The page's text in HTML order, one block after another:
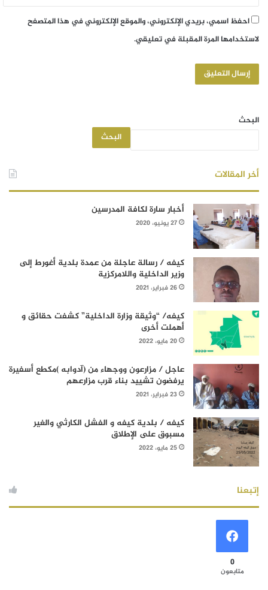
احفظ اسمي، بريدي الإلكتروني، والموقع الإلكتروني في هذا المتصفح
لاستخدامها المرة المقبلة في تعليقي.
البحث
البحث
أخر المقالات
أخبار سارة لكافة المدرسين
27 يونيو، 2020
كيفه / رسالة عاجلة من عمدة بلدية أغورط إلى
وزير الداخلية واللامركزية
26 فبراير، 2021
كيفه/ “وثيقة وزارة الداخلية” كشفت حقائق و
أهملت أخرى
20 مايو، 2022
عاجل / مزارعون ووجهاء من (آدوابه )مكطع أسفيرة
يرفضون تشييد بناء قرب مزارعهم
23 فبراير، 2021
كيفه / بلدية كيفه و الفشل الكارثي والغير
مسبوق على الإطلاق
25 مايو، 2022
إتبعنا
0
متابعون